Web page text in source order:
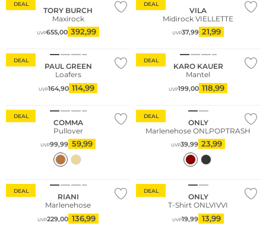
DEAL
TORY BURCH
Maxirock
UVP655,00 392,99
DEAL
VILA
Midirock VIELLETTE
UVP37,99 21,99
DEAL
PAUL GREEN
Loafers
UVP164,90 114,99
DEAL
KARO KAUER
Mantel
UVP199,00 118,99
DEAL
COMMA
Pullover
UVP99,99 59,99
DEAL
ONLY
Marlenehose ONLPOPTRASH
UVP39,99 23,99
DEAL
RIANI
Marlenehose
UVP229,00 136,99
DEAL
ONLY
T-Shirt ONLVIVVI
UVP19,99 13,99